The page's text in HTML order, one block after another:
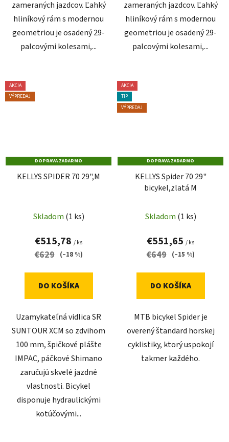
zameraných jazdcov. Ľahký
hliníkový rám s modernou
geometriou je osadený 29-
palcovými kolesami,...
zameraných jazdcov. Ľahký
hliníkový rám s modernou
geometriou je osadený 29-
palcovými kolesami,...
AKCIA
VÝPREDAJ
DOPRAVA ZADARMO
KELLYS SPIDER 70 29",M
Skladom (1 ks)
€515,78 / ks
€629 (–18 %)
DO KOŠÍKA
Uzamykateľná vidlica SR
SUNTOUR XCM so zdvihom
100 mm, špičkové plášte
IMPAC, páčkové Shimano
zaručujú skvelé jazdné
vlastnosti. Bicykel
disponuje hydraulickými
kotúčovými...
AKCIA
TIP
VÝPREDAJ
DOPRAVA ZADARMO
KELLYS Spider 70 29"
bicykel,zlatá M
Skladom (1 ks)
€551,65 / ks
€649 (–15 %)
DO KOŠÍKA
MTB bicykel Spider je
overený štandard horskej
cyklistiky, ktorý uspokojí
takmer každého.